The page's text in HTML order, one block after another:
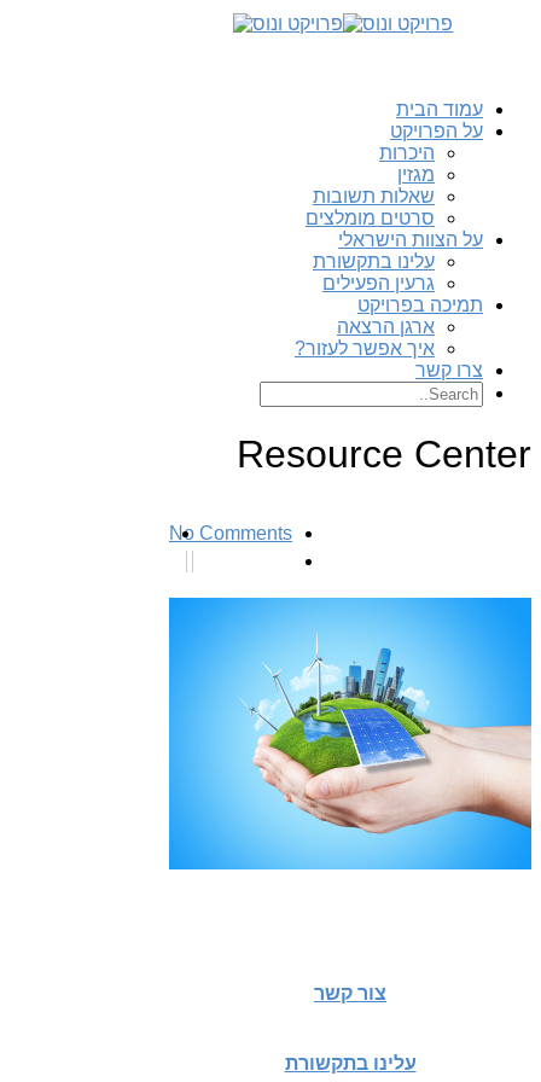
עמוד הבית
על הפרויקט
היכרות
מגזין
שאלות תשובות
סרטים מומלצים
על הצוות הישראלי
עלינו בתקשורת
גרעין הפעילים
תמיכה בפרויקט
ארגן הרצאה
איך אפשר לעזור?
צרו קשר
Resource Center
No Comments
צור קשר
עלינו בתקשורת